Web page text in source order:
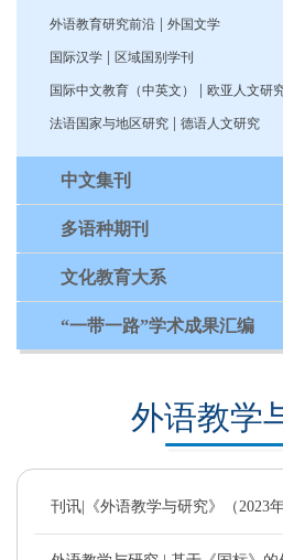
外语教育研究前沿 外国文学
国际汉学 区域国别学刊
国际中文教育（中英文） 欧亚人文研
法语国家与地区研究 德语人文研究
中文集刊
多语种期刊
文化教育大系
“一带一路”学术成果汇编
外语教学
刊讯|《外语教学与研究》（2023